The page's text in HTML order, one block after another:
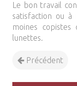
Le bon travail
satisfaction ou à
moines
lunettes.
Précédent